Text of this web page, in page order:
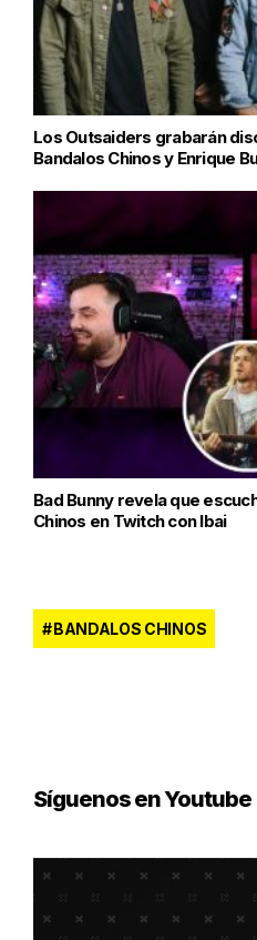
Los Outsaiders grabarán
Bandalos Chinos y Enrique
Bad Bunny revela que
Chinos en Twitch con Ibai
BANDALOS CHINOS
Síguenos en Youtube